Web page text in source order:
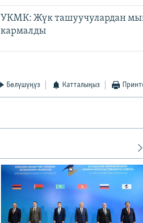
УКМК: Жүк ташуучулардан
кармалды
Бөлүшүңүз Катталыңыз